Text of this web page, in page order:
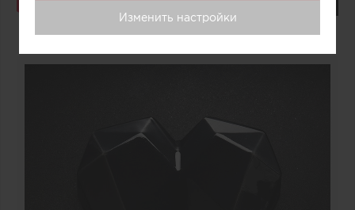
Изменить настройки